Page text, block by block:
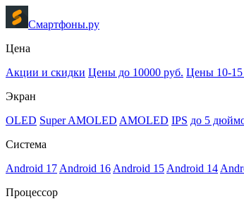
Смартфоны.ру
Цена
Акции и скидки Цены до 10000 руб. Цены 10-15
Экран
OLED Super AMOLED AMOLED IPS до 5
Система
Android 17 Android 16 Android 15 Android 14
Процессор